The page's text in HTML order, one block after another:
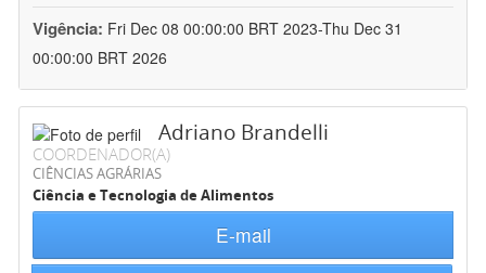
Vigência: Fri Dec 08 00:00:00 BRT 2023-Thu Dec 31
00:00:00 BRT 2026
Adriano Brandelli
COORDENADOR(A)
CIÊNCIAS AGRÁRIAS
Ciência e Tecnologia de Alimentos
E-mail